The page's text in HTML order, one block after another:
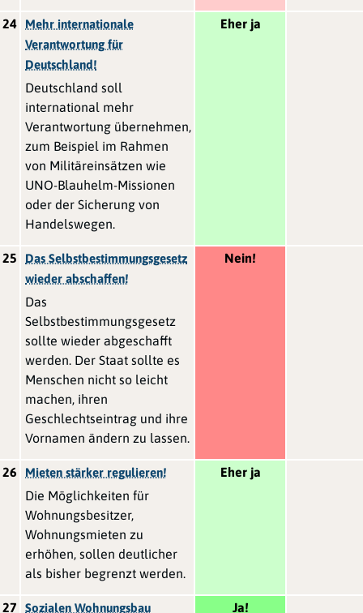
24
Mehr internationale
Verantwortung für
Deutschland!
Deutschland soll
international mehr
Verantwortung übernehmen,
zum Beispiel im Rahmen
von Militäreinsätzen wie
UNO-Blauhelm-Missionen
oder der Sicherung von
Handelswegen.
Eher ja
25
Das Selbstbestimmungsgesetz
wieder abschaffen!
Das
Selbstbestimmungsgesetz
sollte wieder abgeschafft
werden. Der Staat sollte es
Menschen nicht so leicht
machen, ihren
Geschlechtseintrag und ihre
Vornamen ändern zu lassen.
Nein!
26 Mieten stärker regulieren!
Die Möglichkeiten für
Wohnungsbesitzer,
Wohnungsmieten zu
erhöhen, sollen deutlicher
als bisher begrenzt werden.
Eher ja
27 Sozialen Wohnungsbau Ja!